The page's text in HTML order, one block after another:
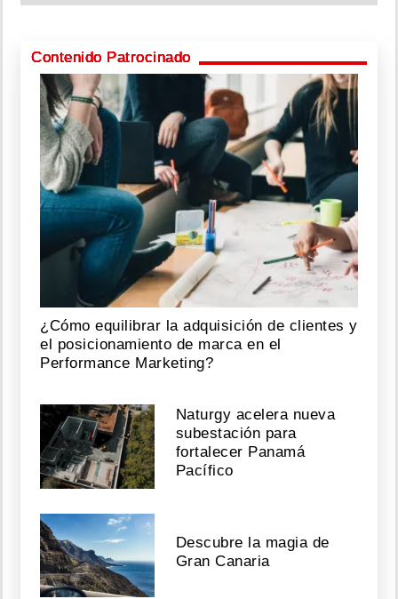
Contenido Patrocinado
¿Cómo equilibrar la adquisición de clientes y
el posicionamiento de marca en el
Performance Marketing?
Naturgy acelera nueva
subestación para
fortalecer Panamá
Pacífico
Descubre la magia de
Gran Canaria